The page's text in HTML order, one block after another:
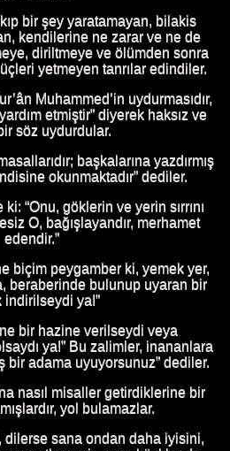
bir şey yaratamayan, bilakis
kendilerine ne zarar ve ne de
diriltmeye ve ölümden sonra
yetmeyen tanrılar edindiler.
Muhammed’in uydurmasıdır,
etmiştir” diyerek haksız ve
söz uydurdular.
başkalarına yazdırmış
okunmaktadır” dediler.
“Onu, göklerin ve yerin sırrını
O, bağışlayandır, merhamet
edendir.”
biçim peygamber ki, yemek yer,
beraberinde bulunup uyaran bir
indirilseydi ya!”
bir hazine verilseydi veya
ya!” Bu zalimler, inananlara
bir adama uyuyorsunuz” dediler.
nasıl misaller getirdiklerine bir
yol bulamazlar.
dilerse sana ondan daha iyisini,